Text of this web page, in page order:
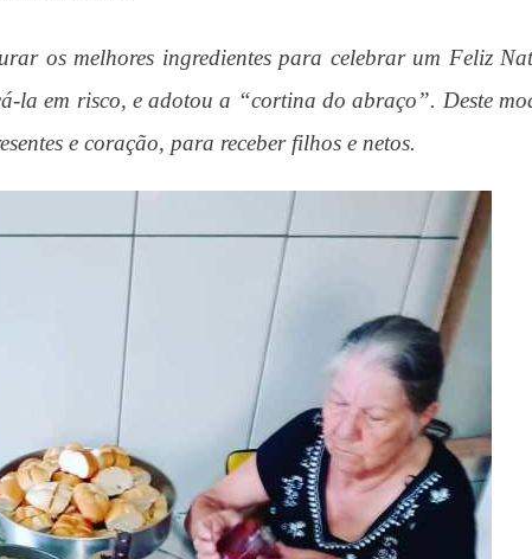
os melhores ingredientes para celebrar um Feliz
la em risco, e adotou a “cortina do abraço”. Deste
e coração, para receber filhos e netos.